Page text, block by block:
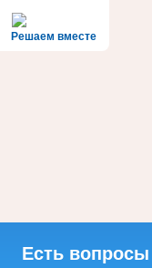
Решаем вместе
Есть